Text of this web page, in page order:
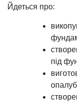
Йдеться про:
під